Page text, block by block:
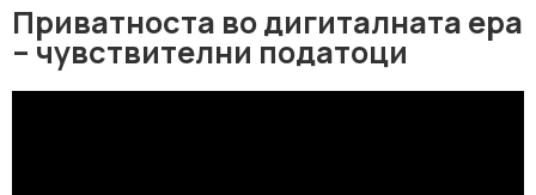
Приватноста во дигиталната ера
– чувствителни податоци